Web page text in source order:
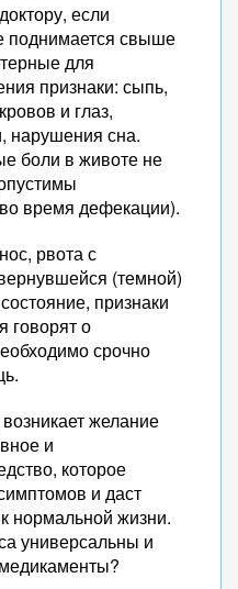
если
поднимается свыше
для
признаки: сыпь,
и глаз,
нарушения сна.
боли в животе не
время дефекации).
рвота с
(темной)
признаки
говорят о
срочно
желание
и
которое
и даст
нормальной жизни.
универсальны и